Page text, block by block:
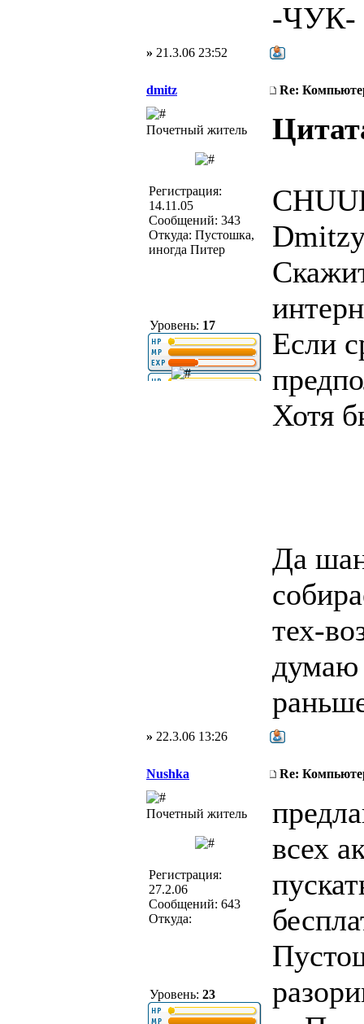
-ЧУК-
» 21.3.06 23:52
dmitz Re:
Почетный житель
Регистрация:
14.11.05
Сообщений: 343
Откуда: Пустошка,
иногда Питер
Уровень: 17
Если
Хотя
Да
тех-
думаю
» 22.3.06 13:26
Nushka Re:
Почетный житель
Регистрация:
27.2.06
Сообщений: 643
Откуда:
Уровень: 23
всех